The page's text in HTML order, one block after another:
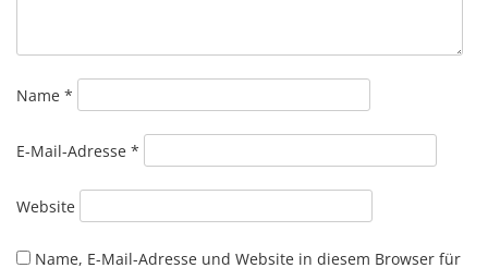
Name *
E-Mail-Adresse *
Website
Name, E-Mail-Adresse und Website in diesem Browser für